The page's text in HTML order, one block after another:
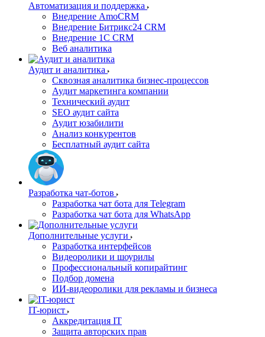
Автоматизация и поддержка
Внедрение AmoCRM
Внедрение Битрикс24 CRM
Внедрение 1C CRM
Веб аналитика
Аудит и аналитика
Сквозная аналитика бизнес-процессов
Аудит маркетинга компании
Технический аудит
SEO аудит сайта
Аудит юзабилити
Анализ конкурентов
Бесплатный аудит сайта
Разработка чат-ботов
Разработка чат бота для Telegram
Разработка чат бота для WhatsApp
Дополнительные услуги
Разработка интерфейсов
Видеоролики и шоурилы
Профессиональный копирайтинг
Подбор домена
ИИ-видеоролики для рекламы и бизнеса
IT-юрист
Аккредитация IT
Защита авторских прав